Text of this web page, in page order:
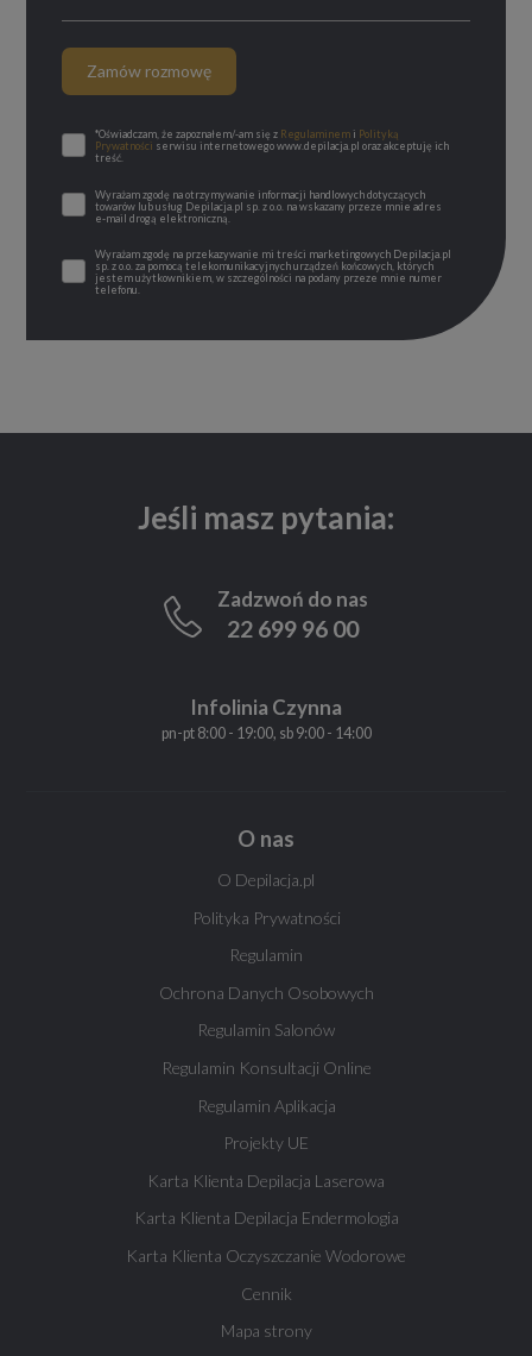
Zamów rozmowę
*Oświadczam, że zapoznałem/-am się z Regulaminem i Polityką
Prywatności serwisu internetowego www.depilacja.pl oraz akceptuję ich
treść.
Wyrażam zgodę na otrzymywanie informacji handlowych dotyczących
towarów lub usług Depilacja.pl sp. z o.o. na wskazany przeze mnie adres
e-mail drogą elektroniczną.
Wyrażam zgodę na przekazywanie mi treści marketingowych Depilacja.pl
sp. z o.o. za pomocą telekomunikacyjnych urządzeń końcowych, których
jestem użytkownikiem, w szczególności na podany przeze mnie numer
telefonu.
Jeśli masz pytania:
Zadzwoń do nas
22 699 96 00
Infolinia Czynna
pn-pt 8:00 - 19:00, sb 9:00 - 14:00
O nas
O Depilacja.pl
Polityka Prywatności
Regulamin
Ochrona Danych Osobowych
Regulamin Salonów
Regulamin Konsultacji Online
Regulamin Aplikacja
Projekty UE
Karta Klienta Depilacja Laserowa
Karta Klienta Depilacja Endermologia
Karta Klienta Oczyszczanie Wodorowe
Cennik
Mapa strony